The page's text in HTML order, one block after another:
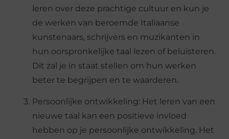
leren over deze prachtige cultuur en kun je
de werken van beroemde Italiaanse
kunstenaars, schrijvers en muzikanten in
hun oorspronkelijke taal lezen of beluisteren.
Dit zal je in staat stellen om hun werken
beter te begrijpen en te waarderen.
Persoonlijke ontwikkeling: Het leren van een
nieuwe taal kan een positieve invloed
hebben op je persoonlijke ontwikkeling. Het